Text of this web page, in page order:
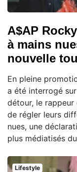
A$AP
à mains
nouvelle
En pleine
a été interrogé
détour, le
de régler leurs
nues, une
plus médiatisés
Lifestyle